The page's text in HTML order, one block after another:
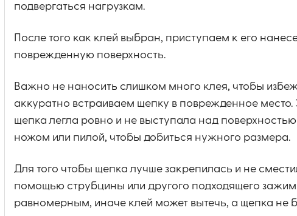
подвергаться нагрузкам.
После того как клей выбран, приступаем к его
поврежденную поверхность.
Важно не наносить слишком много клея, чтобы
аккуратно встраиваем щепку в поврежденное место.
щепка легла ровно и не выступала над
ножом или пилой, чтобы добиться нужного размера.
Для того чтобы щепка лучше закрепилась и не
помощью струбцины или другого подходящего
равномерным, иначе клей может вытечь, а щепка не